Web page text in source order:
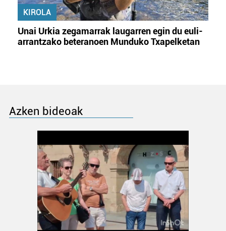
KIROLA
Unai Urkia zegamarrak laugarren egin du euli-
arrantzako beteranoen Munduko Txapelketan
Azken bideoak